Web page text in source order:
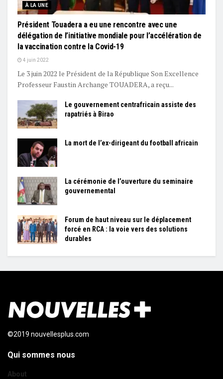
À LA UNE
Président Touadera a eu une rencontre avec une
délégation de l’initiative mondiale pour l’accélération de
la vaccination contre la Covid-19
4 juin 2022
Le 3 juin 2022 le Président de la République Son Excellence
Professeur Faustin Archange TOUADERA, a reçu...
Le gouvernement centrafricain assiste des
rapatriés à Birao
La mort de l’ex-dirigeant du football africain
La cérémonie de l’ouverture du seminaire
gouvernemental
Forum de haut niveau sur le déplacement
forcé en RCA : la voie vers des solutions
durables
©2019 nouvellesplus.com
Qui sommes nous
About